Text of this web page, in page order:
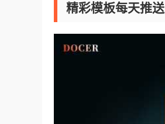
精彩模板每天推送